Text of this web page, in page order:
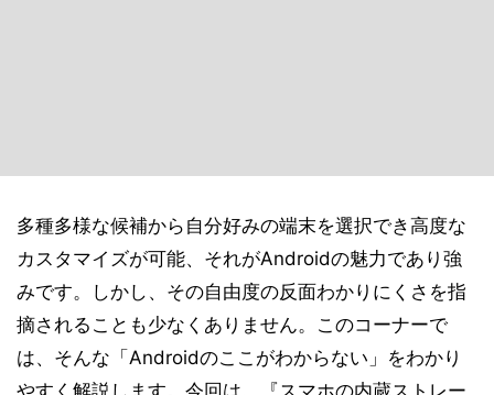
多種多様な候補から自分好みの端末を選択でき高度な
カスタマイズが可能、それがAndroidの魅力であり強
みです。しかし、その自由度の反面わかりにくさを指
摘されることも少なくありません。このコーナーで
は、そんな「Androidのここがわからない」をわかり
やすく解説します。今回は、『スマホの内蔵ストレー